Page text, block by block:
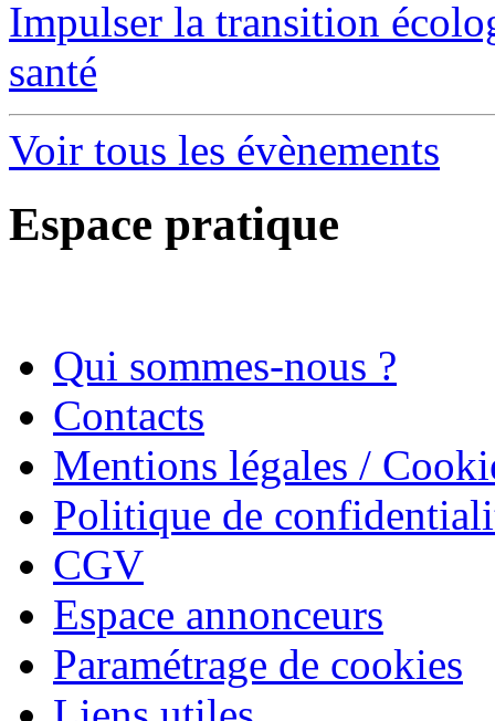
Impulser la transition
santé
Voir tous les évènements
Espace pratique
Qui sommes-nous ?
Contacts
Mentions légales /
Politique de
CGV
Espace annonceurs
Paramétrage de cookies